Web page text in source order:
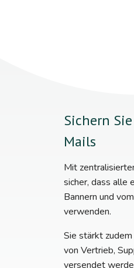
Sichern
Mails
Mit
sicher, dass alle
Bannern und
verwenden.
Sie stärkt
von Vertrieb,
versendet